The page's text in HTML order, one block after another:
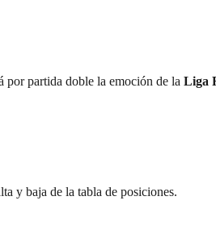
por partida doble la emoción de la Liga
y baja de la tabla de posiciones.